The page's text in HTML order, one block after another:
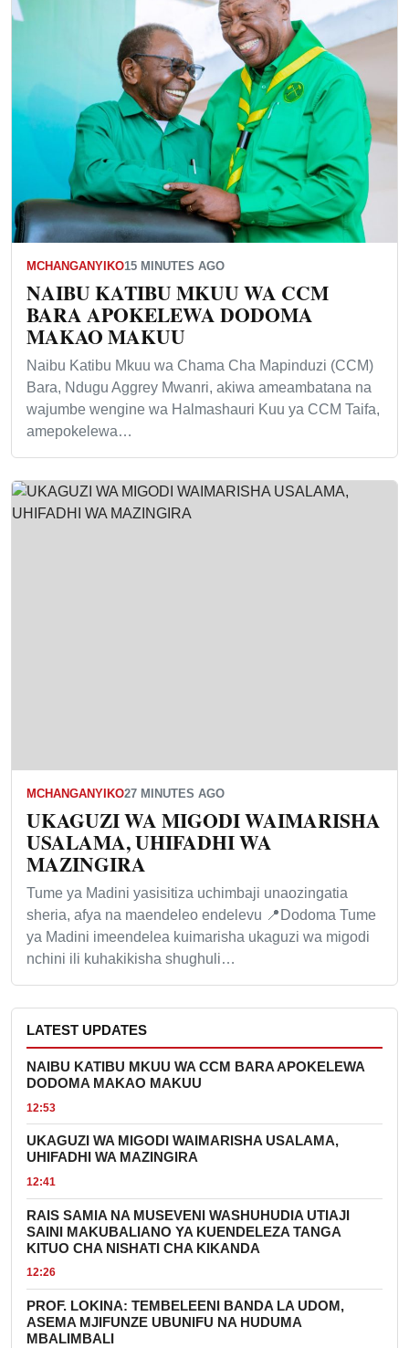
MCHANGANYIKO15 MINUTES AGO
NAIBU KATIBU MKUU WA CCM
BARA APOKELEWA DODOMA
MAKAO MAKUU
Naibu Katibu Mkuu wa Chama Cha Mapinduzi (CCM)
Bara, Ndugu Aggrey Mwanri, akiwa ameambatana na
wajumbe wengine wa Halmashauri Kuu ya CCM Taifa,
amepokelewa…
MCHANGANYIKO27 MINUTES AGO
UKAGUZI WA MIGODI WAIMARISHA
USALAMA, UHIFADHI WA
MAZINGIRA
Tume ya Madini yasisitiza uchimbaji unaozingatia
sheria, afya na maendeleo endelevu 📍Dodoma Tume
ya Madini imeendelea kuimarisha ukaguzi wa migodi
nchini ili kuhakikisha shughuli…
LATEST UPDATES
NAIBU KATIBU MKUU WA CCM BARA APOKELEWA
DODOMA MAKAO MAKUU
12:53
UKAGUZI WA MIGODI WAIMARISHA USALAMA,
UHIFADHI WA MAZINGIRA
12:41
RAIS SAMIA NA MUSEVENI WASHUHUDIA UTIAJI
SAINI MAKUBALIANO YA KUENDELEZA TANGA
KITUO CHA NISHATI CHA KIKANDA
12:26
PROF. LOKINA: TEMBELEENI BANDA LA UDOM,
ASEMA MJIFUNZE UBUNIFU NA HUDUMA
MBALIMBALI